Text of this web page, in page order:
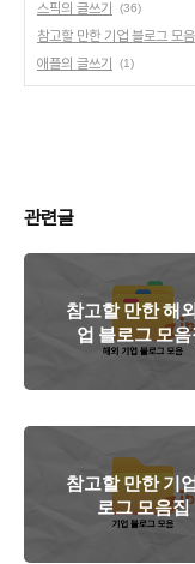
스픽의 글쓰기 (36)
참고할 만한 기업 블로그 모
애플의 글쓰기 (1)
관련글
참고할 만한 해
업 블로그 모음
참고할 만한 기
로그 모음집